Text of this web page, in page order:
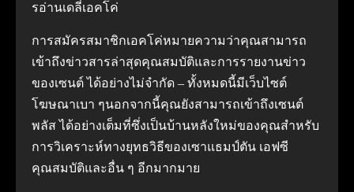
รอ่านเดลี่เอคโค่
การสมัครสมาชิกเอคโค่หมายความว่าคุณสามารถ
เข้าถึงข่าวสารล่าสุดคุณสมบัติและการรายงานข่าว
ของเซนต์ ได้อย่างไม่จํากัด – ทั้งหมดนี้มีเว็บไซต์
โฆษณาเบา ๆนอกจากนี้คุณยังสามารถเข้าถึงเซนต์
พลัส ได้อย่างเต็มที่ซึ่งเป็นบ้านหลังใหม่ของคุณสําหรับ
การวิเคราะห์ทางยุทธวิธีของเซาแธมป์ตัน เอฟซี
คุณสมบัติและอื่น ๆ อีกมากมาย